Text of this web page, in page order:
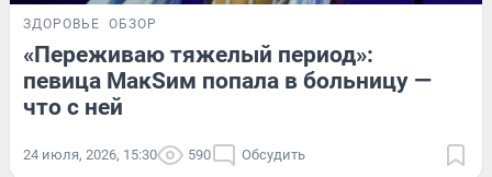
ЗДОРОВЬЕ ОБЗОР
«Переживаю тяжелый период»:
певица МакSим попала в больницу —
что с ней
24 июля, 2026, 15:30 590 Обсудить